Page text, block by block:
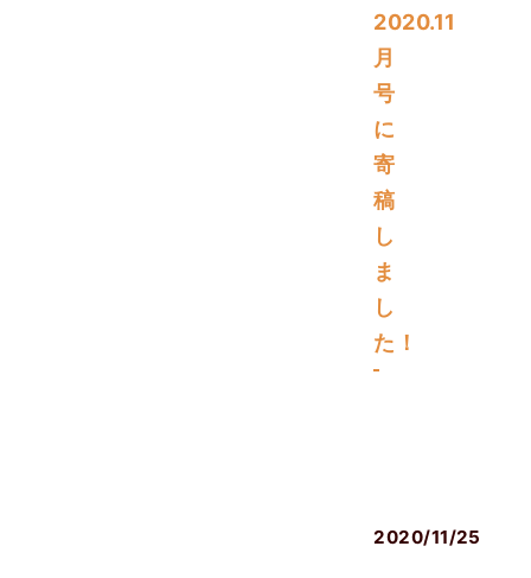
2020.11
月
号
に
寄
稿
し
ま
し
た！
2020/11/25